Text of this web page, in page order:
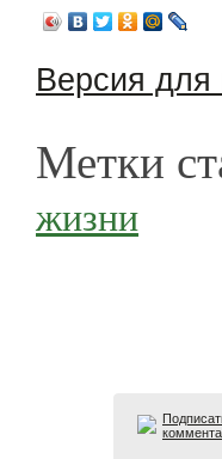
Версия для
Метки
жизни